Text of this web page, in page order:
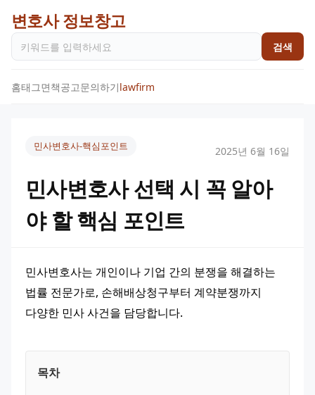
변호사 정보창고
검색
홈태그면책공고문의하기lawfirm
민사변호사-핵심포인트 2025년 6월 16일
민사변호사 선택 시 꼭 알아
야 할 핵심 포인트
민사변호사는 개인이나 기업 간의 분쟁을 해결하는
법률 전문가로, 손해배상청구부터 계약분쟁까지
다양한 민사 사건을 담당합니다.
목차